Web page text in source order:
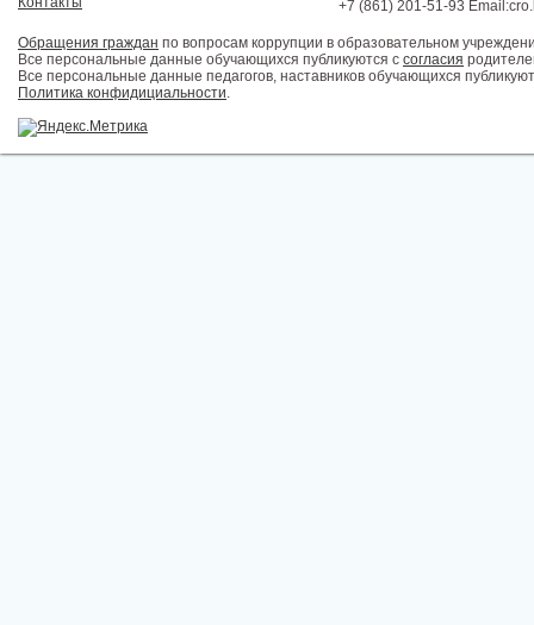
+7 (861) 201-51-93
Обращения граждан по вопросам коррупции в образовательном
Все персональные данные обучающихся публикуются с согласия
Все персональные данные педагогов, наставников обучающихся
Политика конфидициальности.